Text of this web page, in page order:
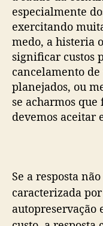
especialmente
exercitando
medo, a histeria
significar custos
cancelamento
planejados, ou
se acharmos que
devemos aceitar
Se a resposta
caracterizada
autopreservação